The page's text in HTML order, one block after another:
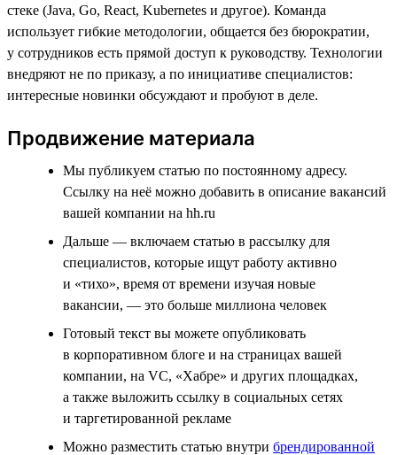
стеке (Java, Go, React, Kubernetes и другое). Команда
использует гибкие методологии, общается без бюрократии,
у сотрудников есть прямой доступ к руководству. Технологии
внедряют не по приказу, а по инициативе специалистов:
интересные новинки обсуждают и пробуют в деле.
Продвижение материала
Мы публикуем статью по постоянному адресу.
Ссылку на неё можно добавить в описание вакансий
вашей компании на hh.ru
Дальше — включаем статью в рассылку для
специалистов, которые ищут работу активно
и «тихо», время от времени изучая новые
вакансии, — это больше миллиона человек
Готовый текст вы можете опубликовать
в корпоративном блоге и на страницах вашей
компании, на VC, «Хабре» и других площадках,
а также выложить ссылку в социальных сетях
и таргетированной рекламе
Можно разместить статью внутри брендированной